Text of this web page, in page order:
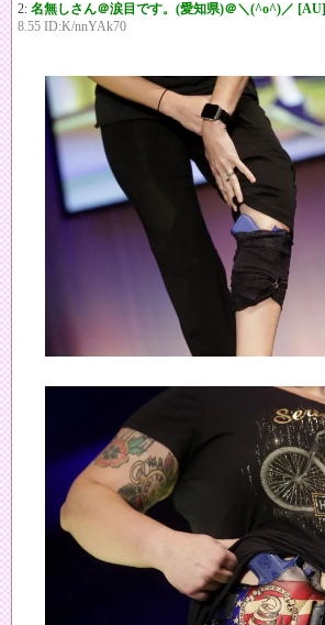
2: 名無しさん＠涙目です。(愛知県)＠＼(^o^)／ [AU]
8.55 ID:K/nnYAk70